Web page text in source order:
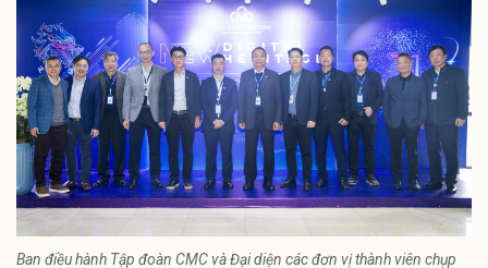
Ban điều hành Tập đoàn CMC và Đại diện các đơn vị thành viên chụp